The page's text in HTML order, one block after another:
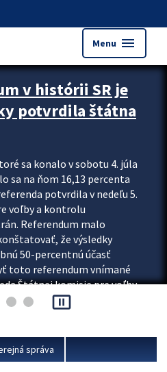
Menu menu
v histórii SR je
potvrdila štátna
sa konalo v sobotu 4. júla
sa na ňom 16,13 percenta
potvrdila v nedeľu 5.
voľby a kontrolu
Referendum malo
že výsledky
50-percentnú účasť
toto referendum vnímané
Štátnej komisie pre voľby
pause_presentation
správa